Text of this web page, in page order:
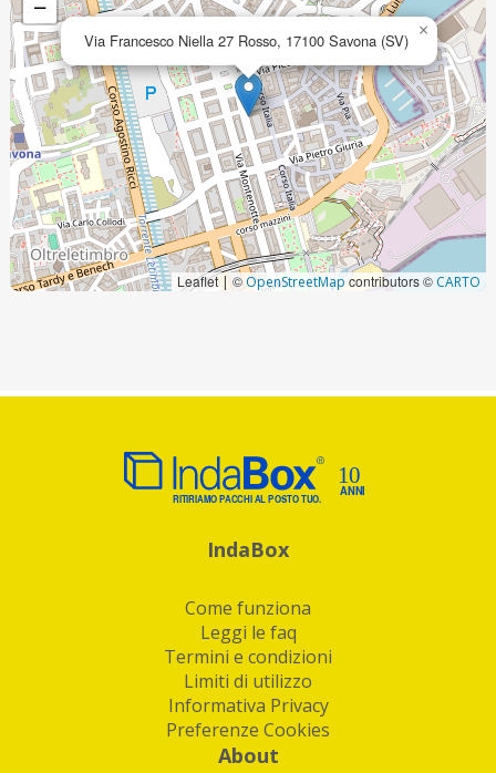
Via Francesco Niella 27 Rosso, 17100 Savona (SV) ×
−
Leaflet |© OpenStreetMap contributors © CARTO
IndaBox
Come funziona
Leggi le faq
Termini e condizioni
Limiti di utilizzo
Informativa Privacy
Preferenze Cookies
About